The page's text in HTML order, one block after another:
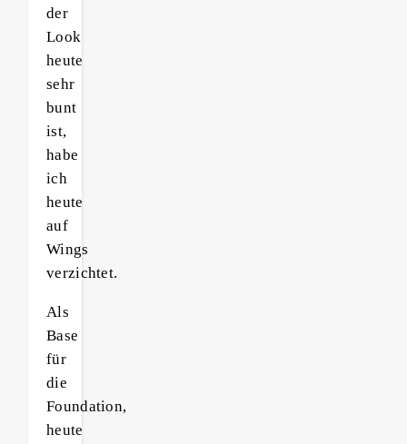
der
Look
heute
sehr
bunt
ist,
habe
ich
heute
auf
Wings
verzichtet.
Als
Base
für
die
Foundation,
heute